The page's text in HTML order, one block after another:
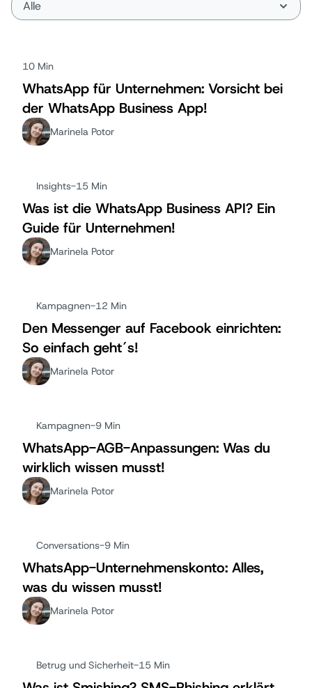
10 Min
WhatsApp für Unternehmen: Vorsicht bei
der WhatsApp Business App!
Marinela Potor
Insights-15 Min
Was ist die WhatsApp Business API? Ein
Guide für Unternehmen!
Marinela Potor
Kampagnen-12 Min
Den Messenger auf Facebook einrichten:
So einfach geht´s!
Marinela Potor
Kampagnen-9 Min
WhatsApp-AGB-Anpassungen: Was du
wirklich wissen musst!
Marinela Potor
Conversations-9 Min
WhatsApp-Unternehmenskonto: Alles,
was du wissen musst!
Marinela Potor
Betrug und Sicherheit-15 Min